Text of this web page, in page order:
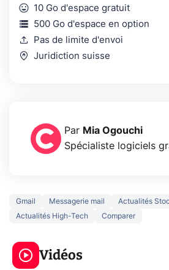
mood 10 Go d'espace gratuit
storage 500 Go d'espace en option
upload Pas de limite d'envoi
home_pin Juridiction suisse
Par Mia Ogouchi
Spécialiste logiciels
Gmail Messagerie mail
Actualités
Actualités High-Tech
Comparer
Vidéos
3 écrans en 1 pour
319€ ? Voici L'AOC
CQ32G4ZA !